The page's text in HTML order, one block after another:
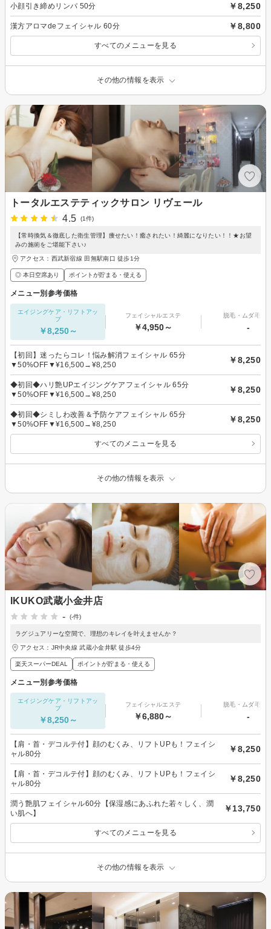
小顔引き締めリンパ 50分 ￥8,250
漢方アロマdeフェイシャル 60分 ￥8,800
すべてのメニューを見る
その他の情報を表示
トータルエステティックサロン リヴェール
4.5
(1件)
【常時換気＆徹底した衛生管理】痩せたい！癒されたい！綺麗になりたい！！★お望
みの施術をご堪能下さい♪
アクセス：西武新宿線 田無駅南口 徒歩1分
◎ 本日空席あり ポイントが貯まる・使える
メニュー別参考価格
エイジングケア・リフトアッ
プ
￥8,250～
フェイシャルエステ
￥4,950～
脱毛・ムダ毛処
-
【初回】迷ったらコレ！悩み解消フェイシャル 65分
▼50%OFF▼¥16,500→¥8,250
￥8,250
◆初回◆ハリ艶UPエイジングケアフェイシャル 65分
▼50%OFF▼¥16,500→¥8,250
￥8,250
◆初回◆シミしわ改善＆予防ケアフェイシャル 65分
▼50%OFF▼¥16,500→¥8,250
￥8,250
すべてのメニューを見る
その他の情報を表示
IKUKO武蔵小金井店
-
(-件)
ラグジュアリーな空間で、理想のキレイを叶えませんか？
アクセス：JR中央線 武蔵小金井駅 徒歩4分
楽天スーパーDEAL ポイントが貯まる・使える
メニュー別参考価格
エイジングケア・リフトアッ
プ
￥8,250～
フェイシャルエステ
￥6,880～
脱毛・ムダ毛処
-
【肩・首・デコルテ付】顔のむくみ、リフトUPも！フェイシ
ャル80分
￥8,250
【肩・首・デコルテ付】顔のむくみ、リフトUPも！フェイシ
ャル80分
￥8,250
潤う艶肌フェイシャル60分【保湿感にあふれた若々しく、潤
い肌へ】
￥13,750
すべてのメニューを見る
その他の情報を表示